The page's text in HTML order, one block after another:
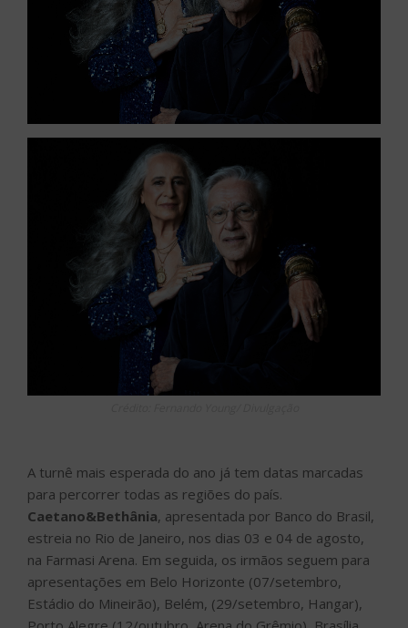
A turnê mais esperada do ano já tem datas marcadas
para percorrer todas as regiões do país.
Caetano&Bethânia, apresentada por Banco do Brasil,
estreia no Rio de Janeiro, nos dias 03 e 04 de agosto,
na Farmasi Arena. Em seguida, os irmãos seguem para
apresentações em Belo Horizonte (07/setembro,
Estádio do Mineirão), Belém, (29/setembro, Hangar),